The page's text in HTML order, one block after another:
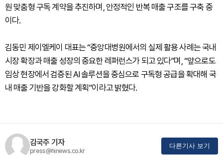
원 맞춤형 구독 계약을 추진하며, 안정적인 반복 매출 구조를 구축 중
이다.
김동민 제이엘케이 대표는 “중앙대병원에서의 실제 활용 사례는 국내
시장 확장과 매출 성장의 중요한 레퍼런스가 되고 있다”며, “앞으로도
임상 현장에서 검증된 AI 솔루션을 중심으로 구독형 공급을 확대해 국
내 매출 기반을 강화할 계획”이라고 밝혔다.
김국주 기자
press@hinews.co.kr
다른기사 보기